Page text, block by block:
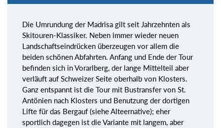
Die Umrundung der Madrisa gilt seit Jahrzehnten als
Skitouren-Klassiker. Neben immer wieder neuen
Landschaftseindrücken überzeugen vor allem die
beiden schönen Abfahrten. Anfang und Ende der Tour
befinden sich in Vorarlberg, der lange Mittelteil aber
verläuft auf Schweizer Seite oberhalb von Klosters.
Ganz entspannt ist die Tour mit Bustransfer von St.
Antönien nach Klosters und Benutzung der dortigen
Lifte für das Bergauf (siehe Alteernative); eher
sportlich dagegen ist die Variante mit langem, aber